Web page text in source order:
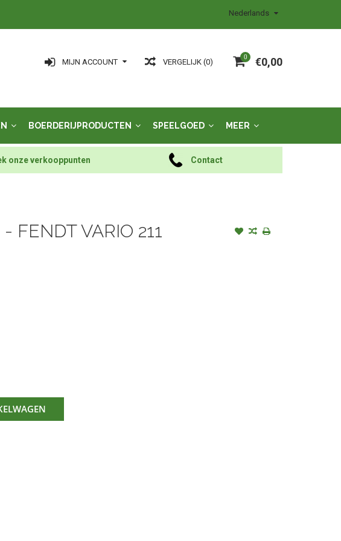
Nederlands
0 €0,00
VERGELIJK (0)
MIJN ACCOUNT
BOERDERIJPRODUCTEN SPEELGOED MEER
onze verkooppunten Contact
FENDT VARIO 211